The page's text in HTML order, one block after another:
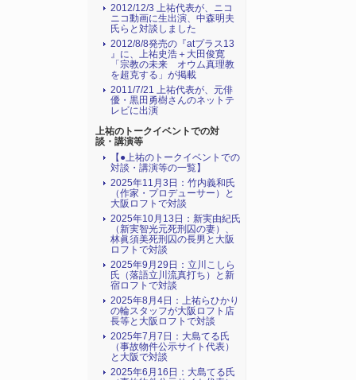
2012/12/3 上祐代表が、ニコ
ニコ動画に生出演、中森明夫
氏らと対談しました
2012/8/8発売の『atプラス13
』に、上祐史浩＋大田俊寛
「宗教の未来 オウム真理教
を超克する」が掲載
2011/7/21 上祐代表が、元俳
優・黒田勇樹さんのネットテ
レビに出演
上祐のトークイベントでの対
談・講演等
【●上祐のトークイベントでの
対談・講演等の一覧】
2025年11月3日：竹内義和氏
（作家・プロデューサー）と
大阪ロフトで対談
2025年10月13日：新実由紀氏
（新実智光元死刑囚の妻）、
林眞須美死刑囚の長男と大阪
ロフトで対談
2025年9月29日：立川こしら
氏（落語立川流真打ち）と新
宿ロフトで対談
2025年8月4日：上祐らひかり
の輪スタッフが大阪ロフト店
長等と大阪ロフトで対談
2025年7月7日：大島てる氏
（事故物件公示サイト代表）
と大阪で対談
2025年6月16日：大島てる氏